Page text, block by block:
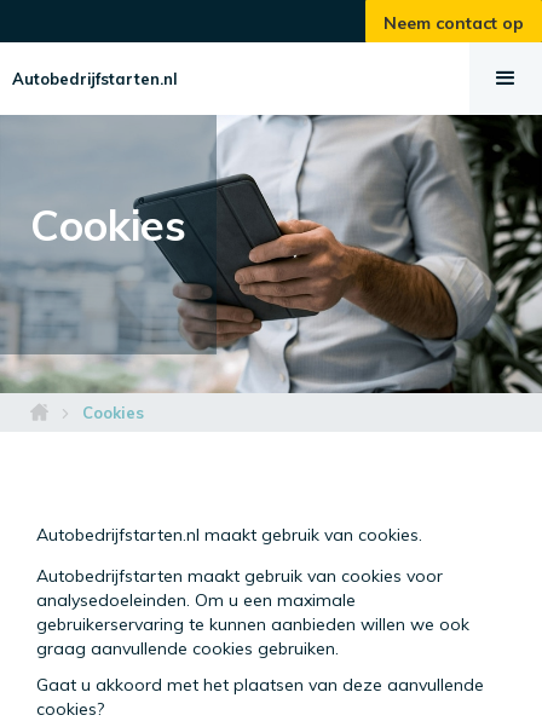
Neem contact op
Autobedrijfstarten.nl
Cookies
Cookies
Autobedrijfstarten.nl maakt gebruik van cookies.
Autobedrijfstarten maakt gebruik van cookies voor
analysedoeleinden. Om u een maximale
gebruikerservaring te kunnen aanbieden willen we ook
graag aanvullende cookies gebruiken.
Gaat u akkoord met het plaatsen van deze aanvullende
cookies?